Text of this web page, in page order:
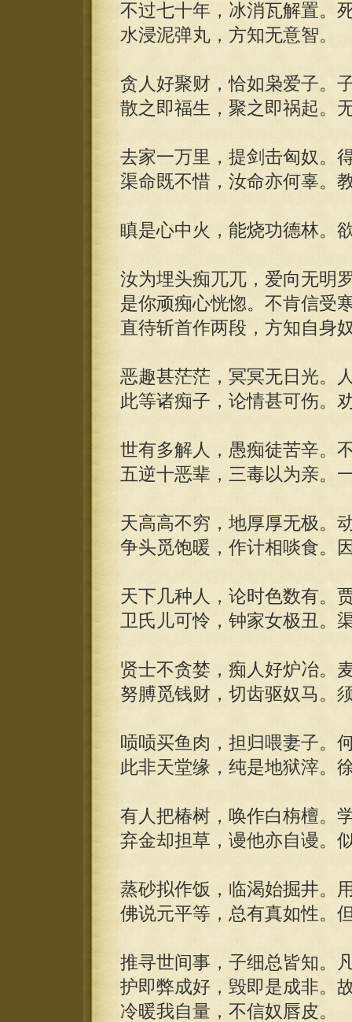
不过七十年，冰消瓦解置。
水浸泥弹丸，方知无意智。
贪人好聚财，恰如枭爱子。
散之即福生，聚之即祸起。
去家一万里，提剑击匈奴。
渠命既不惜，汝命亦何辜。
瞋是心中火，能烧功德林。
汝为埋头痴兀兀，爱向无明
是你顽痴心恍惚。不肯信受
直待斩首作两段，方知自身
恶趣甚茫茫，冥冥无日光。
此等诸痴子，论情甚可伤。
世有多解人，愚痴徒苦辛。
五逆十恶辈，三毒以为亲。
天高高不穷，地厚厚无极。
争头觅饱暖，作计相啖食。
天下几种人，论时色数有。
卫氏儿可怜，钟家女极丑。
贤士不贪婪，痴人好炉冶。
努膊觅钱财，切齿驱奴马。
唝唝买鱼肉，担归喂妻子。
此非天堂缘，纯是地狱滓。
有人把椿树，唤作白栴檀。
弃金却担草，谩他亦自谩。
蒸砂拟作饭，临渴始掘井。
佛说元平等，总有真如性。
推寻世间事，子细总皆知。
护即弊成好，毁即是成非。
冷暖我自量，不信奴唇皮。